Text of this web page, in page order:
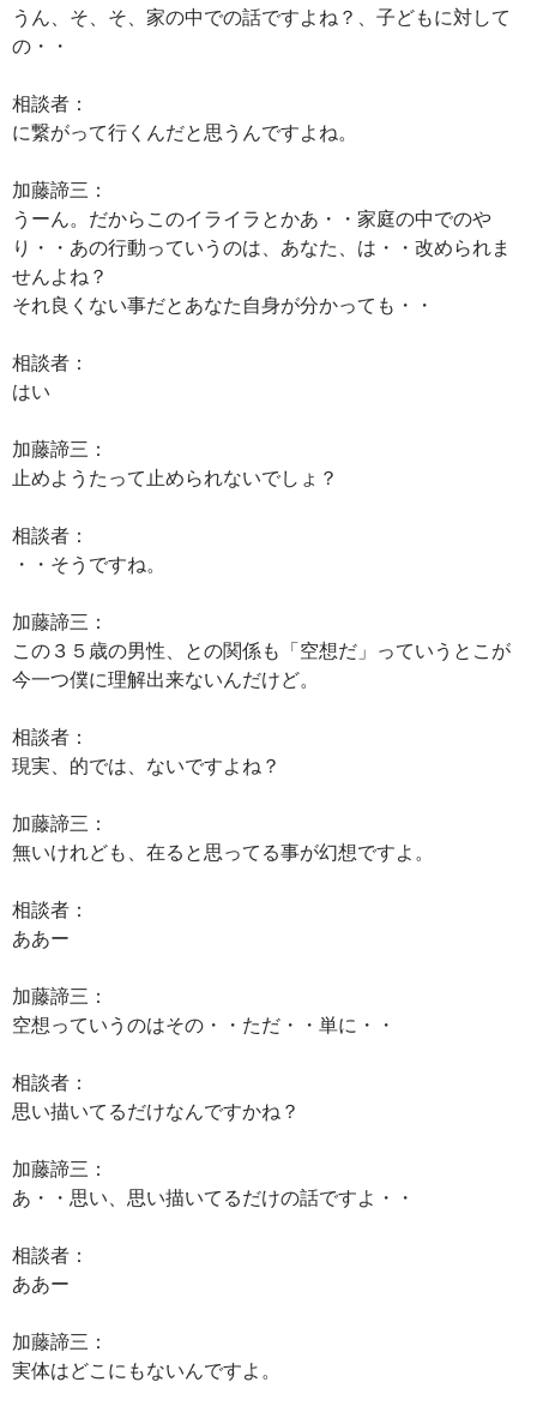
うん、そ、そ、家の中での話ですよね？、子どもに対して
の・・
相談者：
に繋がって行くんだと思うんですよね。
加藤諦三：
うーん。だからこのイライラとかあ・・家庭の中でのや
り・・あの行動っていうのは、あなた、は・・改められま
せんよね？
それ良くない事だとあなた自身が分かっても・・
相談者：
はい
加藤諦三：
止めようたって止められないでしょ？
相談者：
・・そうですね。
加藤諦三：
この３５歳の男性、との関係も「空想だ」っていうとこが
今一つ僕に理解出来ないんだけど。
相談者：
現実、的では、ないですよね？
加藤諦三：
無いけれども、在ると思ってる事が幻想ですよ。
相談者：
ああー
加藤諦三：
空想っていうのはその・・ただ・・単に・・
相談者：
思い描いてるだけなんですかね？
加藤諦三：
あ・・思い、思い描いてるだけの話ですよ・・
相談者：
ああー
加藤諦三：
実体はどこにもないんですよ。